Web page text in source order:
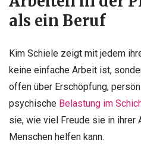
als ein Beruf
Kim Schiele zeigt mit jedem
keine einfache Arbeit ist,
offen über Erschöpfung,
psychische Belastung im
sie, wie viel Freude sie in ihrer
Menschen helfen kann.